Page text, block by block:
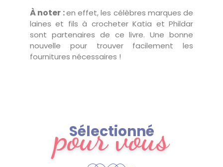
À noter :en effet, les célèbres marques de
laines et fils à crocheter Katia et Phildar
sont partenaires de ce livre. Une bonne
nouvelle pour trouver facilement les
fournitures nécessaires !
Sélectionné
pour vous